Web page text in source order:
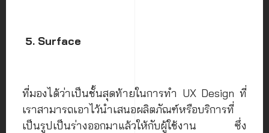
5. Surface
ที่มองได้ว่าเป็นชั้นสุดท้ายในการทำ UX Design ที่
เราสามารถเอาไว้นำเสนอผลิตภัณฑ์หรือบริการที่
เป็นรูปเป็นร่างออกมาแล้วให้กับผู้ใช้งาน ซึ่ง